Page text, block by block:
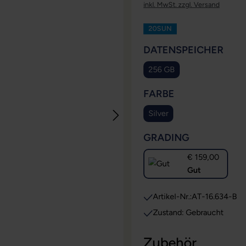
inkl. MwSt. zzgl. Versand
20SUN
DATENSPEICHER
256 GB
FARBE
Silver
GRADING
€ 159,00
Gut
Artikel-Nr.:AT-16.634-B
Zustand: Gebraucht
Zubehör